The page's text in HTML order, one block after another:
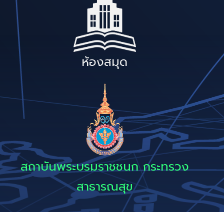
ห้องสมุด
สถาบันพระบรมราชชนก กระทรวง
สาธารณสุข